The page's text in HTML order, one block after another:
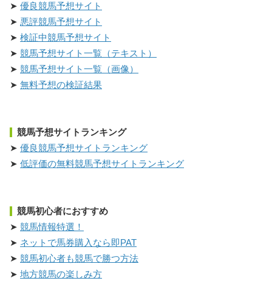
優良競馬予想サイト
悪評競馬予想サイト
検証中競馬予想サイト
競馬予想サイト一覧（テキスト）
競馬予想サイト一覧（画像）
無料予想の検証結果
競馬予想サイトランキング
優良競馬予想サイトランキング
低評価の無料競馬予想サイトランキング
競馬初心者におすすめ
競馬情報特選！
ネットで馬券購入なら即PAT
競馬初心者も競馬で勝つ方法
地方競馬の楽しみ方